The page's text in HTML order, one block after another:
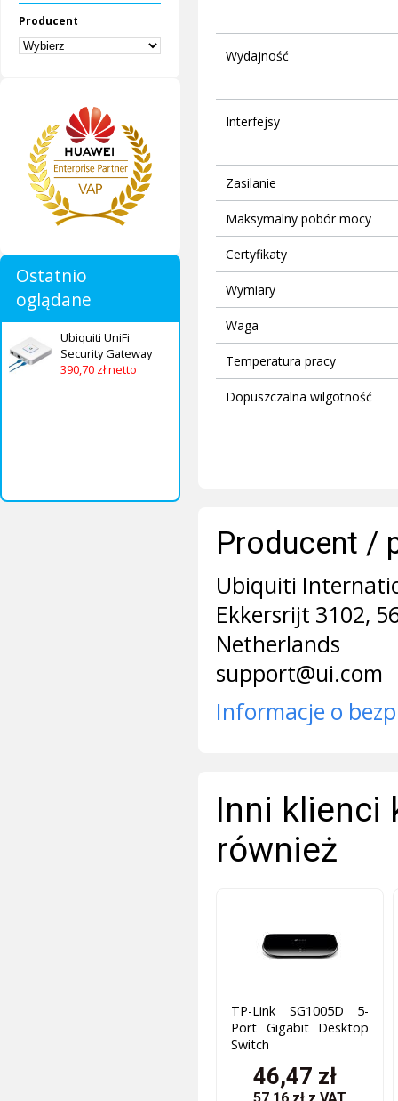
Producent
Ostatnio
oglądane
Ubiquiti UniFi
Security Gateway
390,70 zł netto
Wydajność
Interfejsy
Zasilanie
Maksymalny pobór mocy
Certyfikaty
Wymiary
Waga
Temperatura pracy
Dopuszczalna wilgotność
Producent /
Ubiquiti
Ekkersrijt 3102,
Netherlands
support@ui.com
Informacje o
Inni klienci
również
TP-Link SG1005D 5-
Port Gigabit Desktop
Switch
46,47 zł